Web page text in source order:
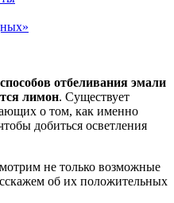
отбеливания эмали
лимон. Существует
о том, как именно
добиться осветления
не только возможные
об их положительных